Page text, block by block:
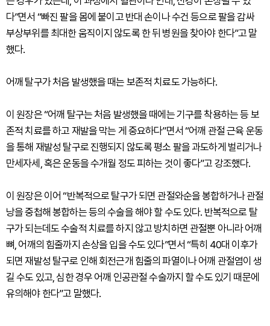
다”면서 “빠진 팔을 몸에 붙이고 반대 손이나 수건 등으로 팔을 감싸
부상부위를 최대한 움직이지 않도록 한 뒤 병원을 찾아야 한다”고 말
했다.
어깨 탈구가 처음 발생했을 때는 보존적 치료도 가능하다.
이 원장은 “어깨 탈구는 처음 발생했을 때에는 기구를 착용하는 등 보
존적 치료를 하고 재발을 막는 게 중요하다”면서 “어깨 관절 근육 운동
을 통해 재발성 탈구로 진행되지 않도록 평소 팔을 과도하게 벌리거나
만세자세, 혹은 운동을 수개월 정도 피하는 것이 좋다”고 강조했다.
이 원장은 이어 “반복적으로 탈구가 되면 관절와순을 봉합하거나 관절
낭을 중첩해 봉합하는 등의 수술을 해야 할 수도 있다. 반복적으로 탈
구가 되는데도 수술적 치료를 하지 않고 방치하면 관절뿐 아니라 어깨
뼈, 어깨의 힘줄까지 손상을 입을 수도 있다”면서 “특히 40대 이후가
되면 재발성 탈구로 인해 회전근개 힘줄의 파열이나 어깨 관절염이 생
길 수도 있고, 심한 경우 어깨 인공관절 수술까지 할 수도 있기 때문에
유의해야 한다”고 말했다.